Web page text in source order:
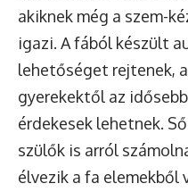
akiknek még a szem-
igazi. A fából készült
lehetőséget rejtenek,
gyerekektől az
érdekesek lehetnek.
szülők is arról
élvezik a fa